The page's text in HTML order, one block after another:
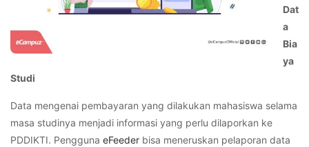
Dat
a
Bia
ya
Studi
Data mengenai pembayaran yang dilakukan mahasiswa selama
masa studinya menjadi informasi yang perlu dilaporkan ke
PDDIKTI. Pengguna eFeeder bisa meneruskan pelaporan data